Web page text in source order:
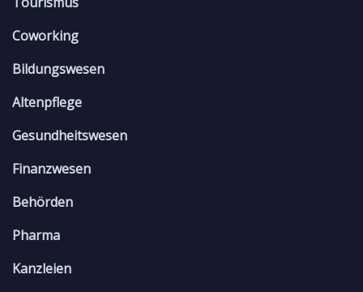
Coworking
Bildungswesen
Altenpflege
Gesundheitswesen
Finanzwesen
Behörden
Pharma
Kanzleien